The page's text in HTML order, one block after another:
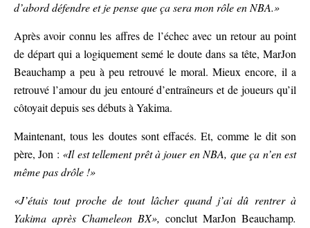
d’abord défendre et je pense que ça sera mon rôle en NBA.»
Après avoir connu les affres de l’échec avec un retour au point
de départ qui a logiquement semé le doute dans sa tête, MarJon
Beauchamp a peu à peu retrouvé le moral. Mieux encore, il a
retrouvé l’amour du jeu entouré d’entraîneurs et de joueurs qu’il
côtoyait depuis ses débuts à Yakima.
Maintenant, tous les doutes sont effacés. Et, comme le dit son
père, Jon : «Il est tellement prêt à jouer en NBA, que ça n’en est
même pas drôle !»
«J’étais tout proche de tout lâcher quand j’ai dû rentrer à
Yakima après Chameleon BX», conclut MarJon Beauchamp.